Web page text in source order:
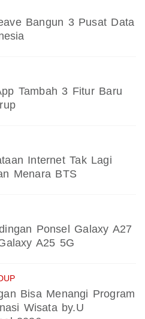
Bangun 3 Pusat Data
Tambah 3 Fitur Baru
Internet Tak Lagi
Menara BTS
Ponsel Galaxy A27
A25 5G
Bisa Menangi Program
Wisata by.U